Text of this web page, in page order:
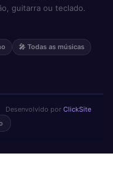
guitarra ou teclado.
🎤 Todas as músicas
Desenvolvido por ClickSite